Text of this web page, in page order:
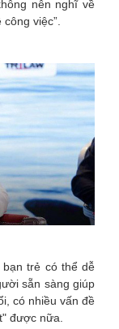
nên nghĩ về
việc”.
trẻ có thể dễ
sẵn sàng giúp
có nhiều vấn đề
được nữa.